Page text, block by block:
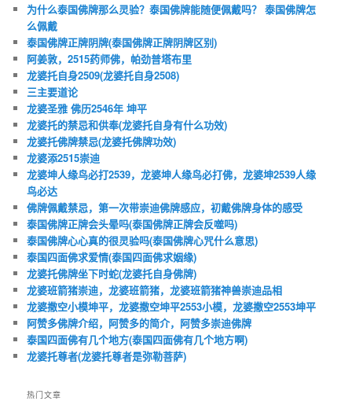
为什么泰国佛牌那么灵验？泰国佛牌能随便佩戴吗？ 泰国佛牌怎
么佩戴
泰国佛牌正牌阴牌(泰国佛牌正牌阴牌区别)
阿姜敦，2515药师佛，帕劲普塔布里
龙婆托自身2509(龙婆托自身2508)
三主要道论
龙婆圣雅 佛历2546年 坤平
龙婆托的禁忌和供奉(龙婆托自身有什么功效)
龙婆托佛牌禁忌(龙婆托佛牌功效)
龙婆添2515崇迪
龙婆坤人缘鸟必打2539，龙婆坤人缘鸟必打佛，龙婆坤2539人缘
鸟必达
佛牌佩戴禁忌，第一次带崇迪佛牌感应，初戴佛牌身体的感受
泰国佛牌正牌会头晕吗(泰国佛牌正牌会反噬吗)
泰国佛牌心心真的很灵验吗(泰国佛牌心咒什么意思)
泰国四面佛求爱情(泰国四面佛求姻缘)
龙婆托佛牌坐下时蛇(龙婆托自身佛牌)
龙婆班箭猪崇迪，龙婆班箭猪，龙婆班箭猪神兽崇迪品相
龙婆撒空小模坤平，龙婆撒空坤平2553小模，龙婆撒空2553坤平
阿赞多佛牌介绍，阿赞多的简介，阿赞多崇迪佛牌
泰国四面佛有几个地方(泰国四面佛有几个地方啊)
龙婆托尊者(龙婆托尊者是弥勒菩萨)
热门文章